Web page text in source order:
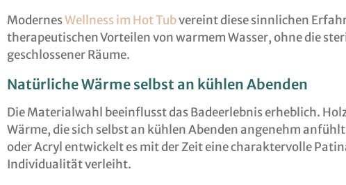
ModernesWellness im Hot Tubvereint diese sinnlichen
therapeutischen Vorteilen von warmem Wasser, ohne die
geschlossener Räume.
Natürliche Wärme selbst an kühlen Abenden
Die Materialwahl beeinflusst das Badeerlebnis erheblich.
Wärme, die sich selbst an kühlen Abenden angenehm
oder Acryl entwickelt es mit der Zeit eine charaktervolle
Individualität verleiht.